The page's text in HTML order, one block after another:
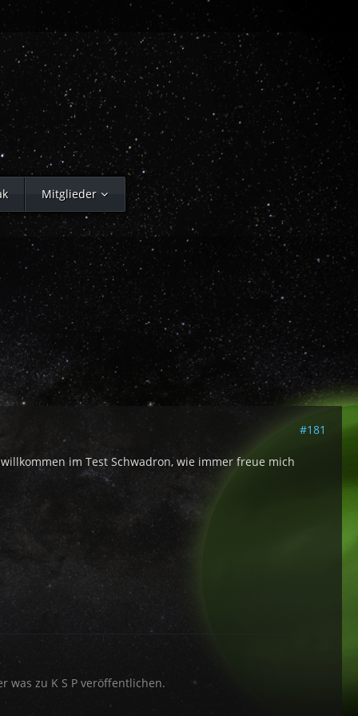
Mitglieder
#181
im Test Schwadron, wie immer freue mich
zu K S P veröffentlichen.